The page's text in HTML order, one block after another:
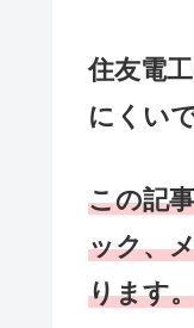
住友電
にくい
この記
ック、
ります